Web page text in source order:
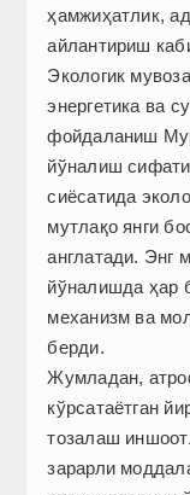
ҳамжиҳатлик,
айлантириш
Экологик
энергетика ва
фойдаланиш
йўналиш
сиёсатида
мутлақо янги
англатади. Энг
йўналишда ҳар
механизм ва
берди.
Жумладан,
кўрсатаётган
тозалаш
зарарли